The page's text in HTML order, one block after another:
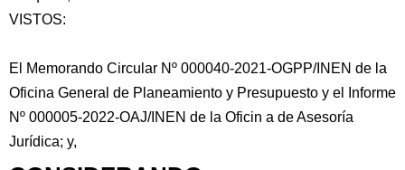
VISTOS:
El Memorando Circular Nº 000040-2021-OGPP/INEN de la
Oficina General de Planeamiento y Presupuesto y el Informe
Nº 000005-2022-OAJ/INEN de la Oficin a de Asesoría
Jurídica; y,